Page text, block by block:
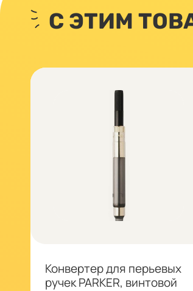
С ЭТИМ
Конвертер для перьевых
ручек PARKER, винтовой